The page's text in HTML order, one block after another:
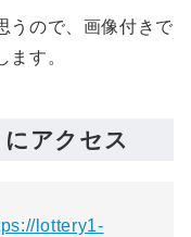
うので、画像付きで
す。
アクセス
lottery1-